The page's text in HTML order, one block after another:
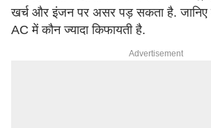
खर्च और इंजन पर असर पड़ सकता है. जानिए
AC में कौन ज्यादा किफायती है.
Advertisement